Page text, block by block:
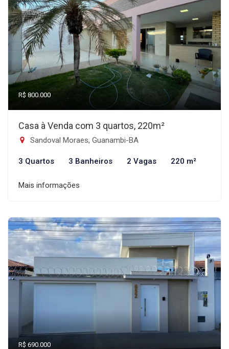
R$ 800.000
Casa à Venda com 3 quartos, 220m²
Sandoval Moraes, Guanambi-BA
3 Quartos 3 Banheiros 2 Vagas 220 m²
Mais informações
R$ 690.000